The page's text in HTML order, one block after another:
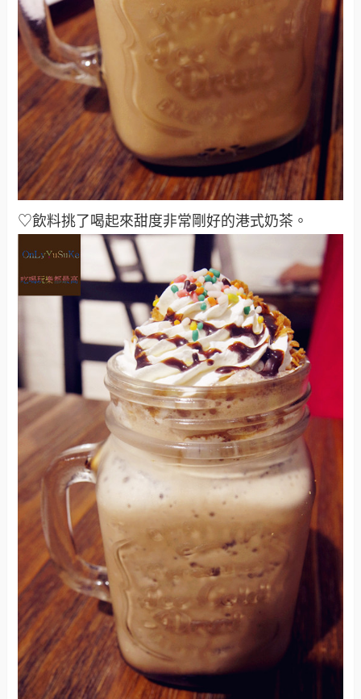
♡飲料挑了喝起來甜度非常剛好的港式奶茶。